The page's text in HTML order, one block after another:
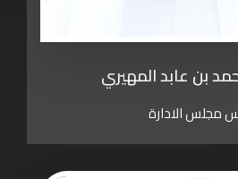
بن عابد المهيري
مجلس الادارة